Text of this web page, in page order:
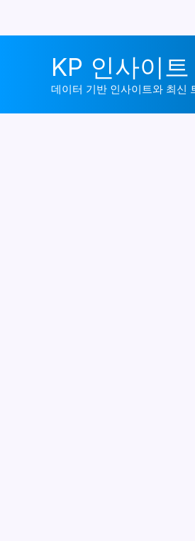
KP 인사이
데이터 기반 인사이트와 최신